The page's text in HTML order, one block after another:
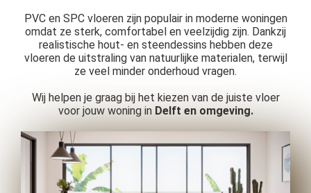
PVC en SPC vloeren zijn populair in moderne woningen
omdat ze sterk, comfortabel en veelzijdig zijn. Dankzij
realistische hout- en steendessins hebben deze
vloeren de uitstraling van natuurlijke materialen, terwijl
ze veel minder onderhoud vragen.
Wij helpen je graag bij het kiezen van de juiste vloer
voor jouw woning in Delft en omgeving.
Hierdoor
website-